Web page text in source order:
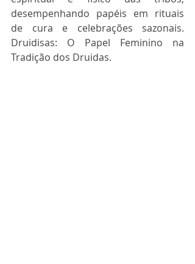
desempenhando papéis em rituais
de cura e celebrações sazonais.
Druidisas: O Papel Feminino na
Tradição dos Druidas.